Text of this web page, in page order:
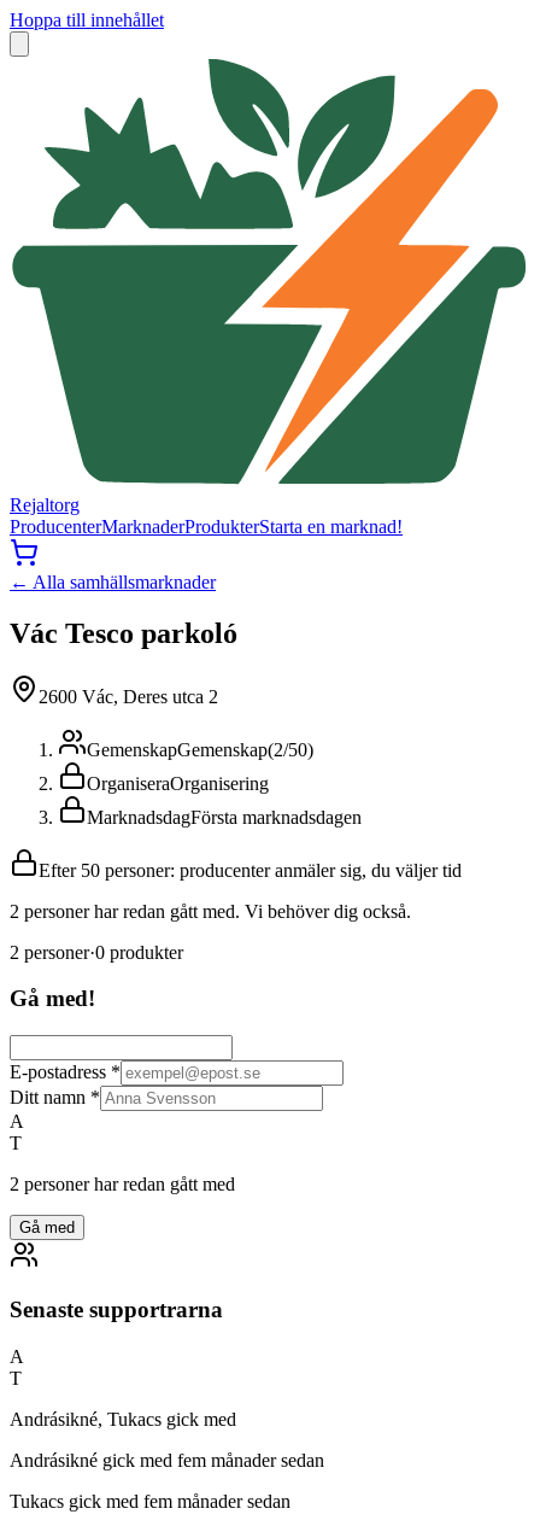
Hoppa till innehållet
Rejaltorg
ProducenterMarknaderProdukterStarta en marknad!
← Alla samhällsmarknader
Vác Tesco parkoló
2600 Vác, Deres utca 2
GemenskapGemenskap(2/50)
OrganiseraOrganisering
MarknadsdagFörsta marknadsdagen
Efter 50 personer: producenter anmäler sig, du väljer tid
2 personer har redan gått med. Vi behöver dig också.
2 personer·0 produkter
Gå med!
E-postadress *
Ditt namn *
A
T
2 personer har redan gått med
Gå med
Senaste supportrarna
A
T
Andrásikné, Tukacs gick med
Andrásikné gick med fem månader sedan
Tukacs gick med fem månader sedan